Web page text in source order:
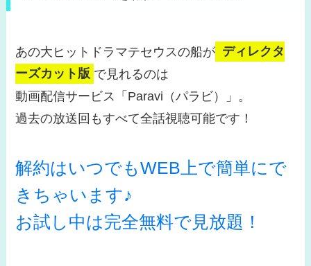
あの大ヒットドラマテセウスの船が ディレクタ
ーズカット版 で見れるのは
動画配信サービス「Paravi（パラビ）」。
過去の放送回もすべて全話視聴可能です！
解約はいつでもWEB上で簡単にで
きちゃいます♪
お試し中は完全無料で見放題！